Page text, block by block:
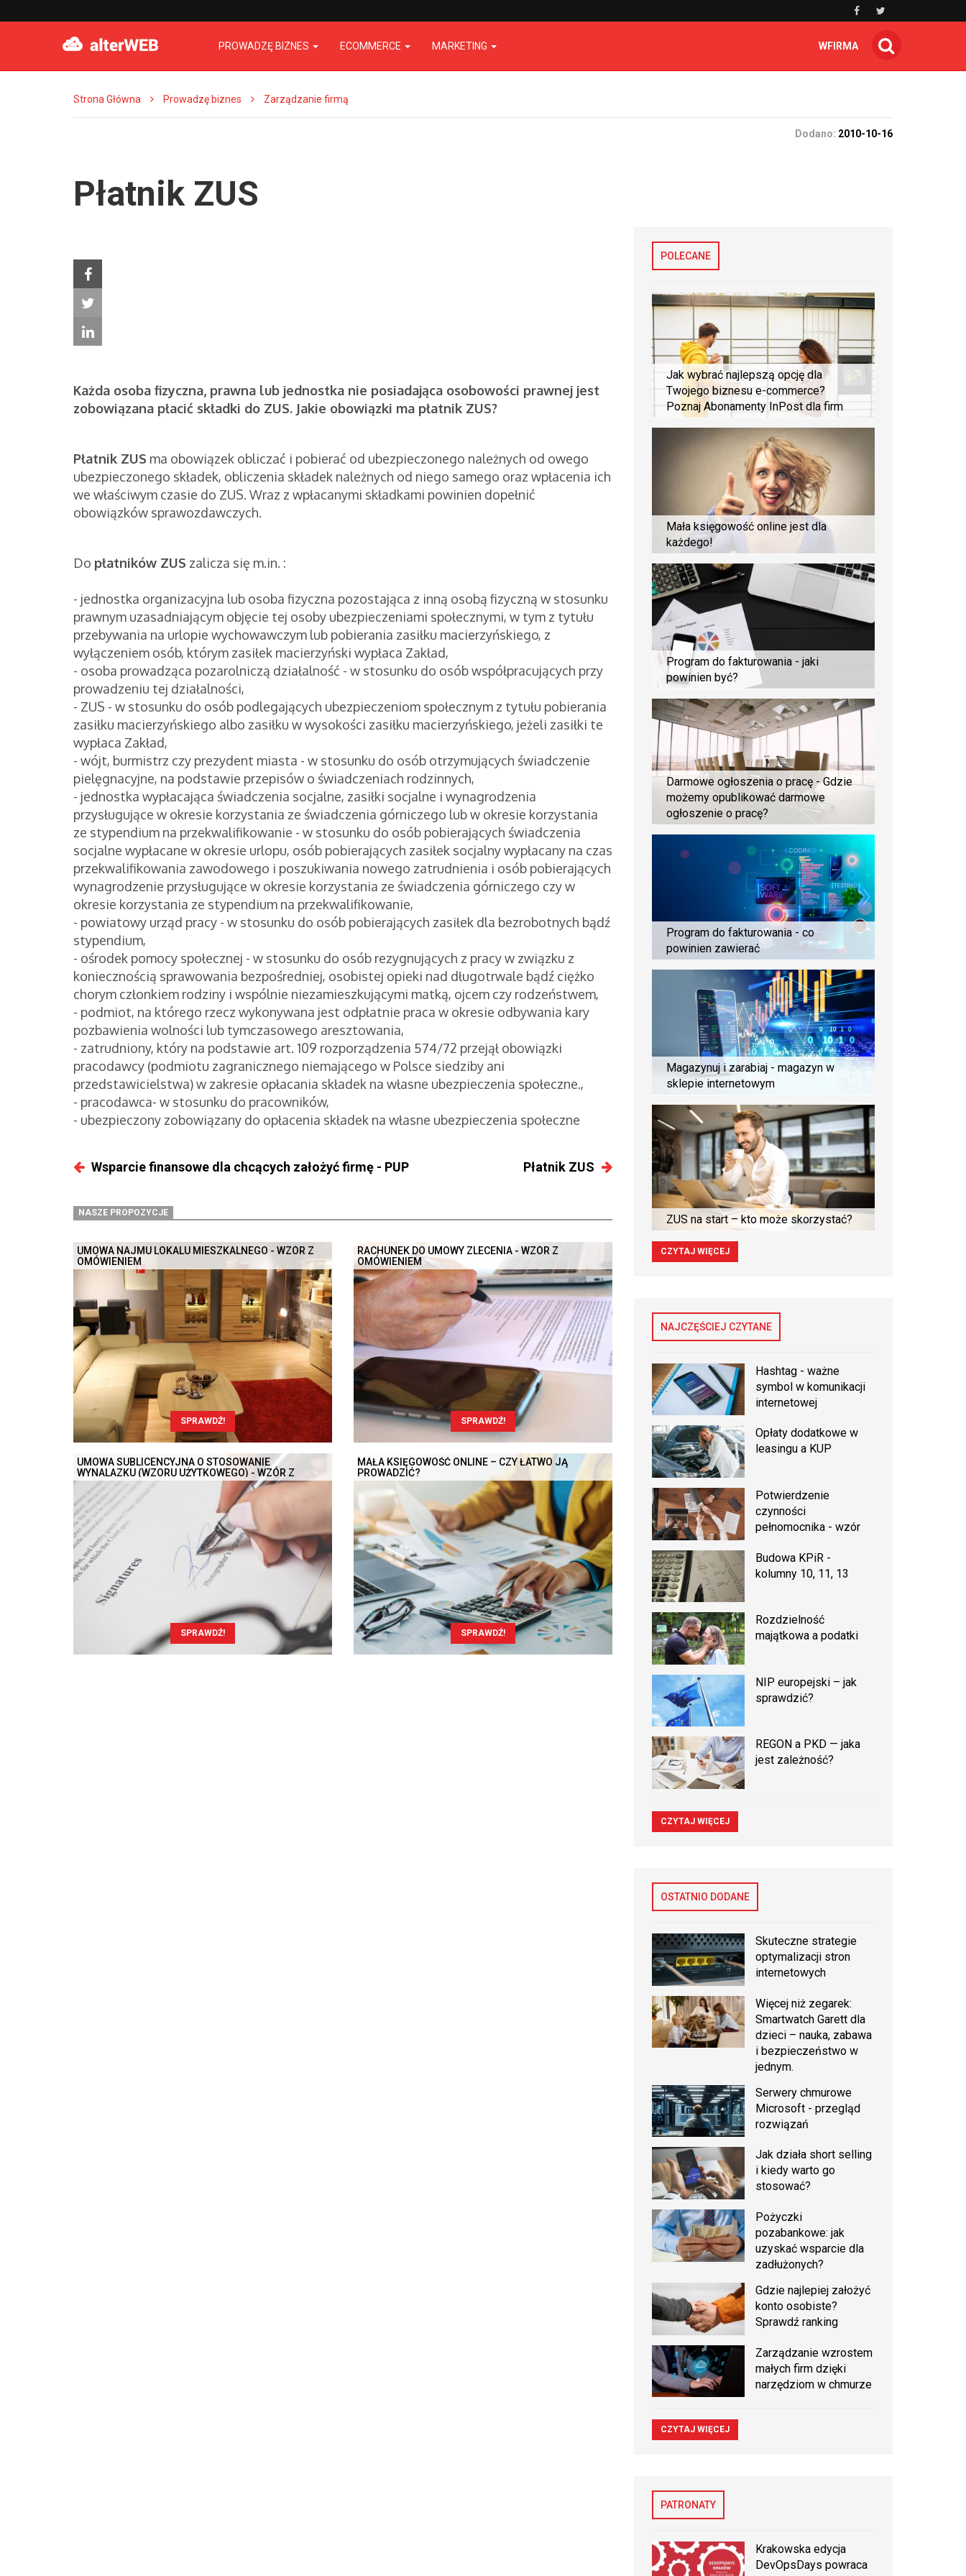
PROWADZĘ BIZNES ECOMMERCE MARKETING WFIRMA
Strona Główna Prowadzę biznes Zarządzanie firmą
Dodano: 2010-10-16
Płatnik ZUS
Każda osoba fizyczna, prawna lub jednostka nie posiadająca osobowości prawnej jest
zobowiązana płacić składki do ZUS. Jakie obowiązki ma płatnik ZUS?
Płatnik ZUS ma obowiązek obliczać i pobierać od ubezpieczonego należnych od owego
ubezpieczonego składek, obliczenia składek należnych od niego samego oraz wpłacenia ich
we właściwym czasie do ZUS. Wraz z wpłacanymi składkami powinien dopełnić
obowiązków sprawozdawczych.
Do płatników ZUS zalicza się m.in. :
- jednostka organizacyjna lub osoba fizyczna pozostająca z inną osobą fizyczną w stosunku
prawnym uzasadniającym objęcie tej osoby ubezpieczeniami społecznymi, w tym z tytułu
przebywania na urlopie wychowawczym lub pobierania zasiłku macierzyńskiego, z
wyłączeniem osób, którym zasiłek macierzyński wypłaca Zakład,
- osoba prowadząca pozarolniczą działalność - w stosunku do osób współpracujących przy
prowadzeniu tej działalności,
- ZUS - w stosunku do osób podlegających ubezpieczeniom społecznym z tytułu pobierania
zasiłku macierzyńskiego albo zasiłku w wysokości zasiłku macierzyńskiego, jeżeli zasiłki te
wypłaca Zakład,
- wójt, burmistrz czy prezydent miasta - w stosunku do osób otrzymujących świadczenie
pielęgnacyjne, na podstawie przepisów o świadczeniach rodzinnych,
- jednostka wypłacająca świadczenia socjalne, zasiłki socjalne i wynagrodzenia
przysługujące w okresie korzystania ze świadczenia górniczego lub w okresie korzystania
ze stypendium na przekwalifikowanie - w stosunku do osób pobierających świadczenia
socjalne wypłacane w okresie urlopu, osób pobierających zasiłek socjalny wypłacany na czas
przekwalifikowania zawodowego i poszukiwania nowego zatrudnienia i osób pobierających
wynagrodzenie przysługujące w okresie korzystania ze świadczenia górniczego czy w
okresie korzystania ze stypendium na przekwalifikowanie,
- powiatowy urząd pracy - w stosunku do osób pobierających zasiłek dla bezrobotnych bądź
stypendium,
- ośrodek pomocy społecznej - w stosunku do osób rezygnujących z pracy w związku z
koniecznością sprawowania bezpośredniej, osobistej opieki nad długotrwale bądź ciężko
chorym członkiem rodziny i wspólnie niezamieszkującymi matką, ojcem czy rodzeństwem,
- podmiot, na którego rzecz wykonywana jest odpłatnie praca w okresie odbywania kary
pozbawienia wolności lub tymczasowego aresztowania,
- zatrudniony, który na podstawie art. 109 rozporządzenia 574/72 przejął obowiązki
pracodawcy (podmiotu zagranicznego niemającego w Polsce siedziby ani
przedstawicielstwa) w zakresie opłacania składek na własne ubezpieczenia społeczne.,
- pracodawca- w stosunku do pracowników,
- ubezpieczony zobowiązany do opłacenia składek na własne ubezpieczenia społeczne
Wsparcie finansowe dla chcących założyć firmę - PUP Płatnik ZUS
NASZE PROPOZYCJE
UMOWA NAJMU LOKALU MIESZKALNEGO - WZÓR Z
OMÓWIENIEM
SPRAWDŹ!
RACHUNEK DO UMOWY ZLECENIA - WZÓR Z
OMÓWIENIEM
SPRAWDŹ!
UMOWA SUBLICENCYJNA O STOSOWANIE
WYNALAZKU (WZORU UŻYTKOWEGO) - WZÓR Z
OMÓWIENIEM
SPRAWDŹ!
MAŁA KSIĘGOWOŚĆ ONLINE – CZY ŁATWO JĄ
PROWADZIĆ?
SPRAWDŹ!
POLECANE
Jak wybrać najlepszą opcję dla
Twojego biznesu e-commerce?
Poznaj Abonamenty InPost dla firm
Mała księgowość online jest dla
każdego!
Program do fakturowania - jaki
powinien być?
Darmowe ogłoszenia o pracę - Gdzie
możemy opublikować darmowe
ogłoszenie o pracę?
Program do fakturowania - co
powinien zawierać
Magazynuj i zarabiaj - magazyn w
sklepie internetowym
ZUS na start – kto może skorzystać?
CZYTAJ WIĘCEJ
NAJCZĘŚCIEJ CZYTANE
Hashtag - ważne
symbol w komunikacji
internetowej
Opłaty dodatkowe w
leasingu a KUP
Potwierdzenie
czynności
pełnomocnika - wzór
Budowa KPiR -
kolumny 10, 11, 13
Rozdzielność
majątkowa a podatki
NIP europejski – jak
sprawdzić?
REGON a PKD — jaka
jest zależność?
CZYTAJ WIĘCEJ
OSTATNIO DODANE
Skuteczne strategie
optymalizacji stron
internetowych
Więcej niż zegarek:
Smartwatch Garett dla
dzieci – nauka, zabawa
i bezpieczeństwo w
jednym.
Serwery chmurowe
Microsoft - przegląd
rozwiązań
Jak działa short selling
i kiedy warto go
stosować?
Pożyczki
pozabankowe: jak
uzyskać wsparcie dla
zadłużonych?
Gdzie najlepiej założyć
konto osobiste?
Sprawdź ranking
Zarządzanie wzrostem
małych firm dzięki
narzędziom w chmurze
CZYTAJ WIĘCEJ
PATRONATY
Krakowska edycja
DevOpsDays powraca